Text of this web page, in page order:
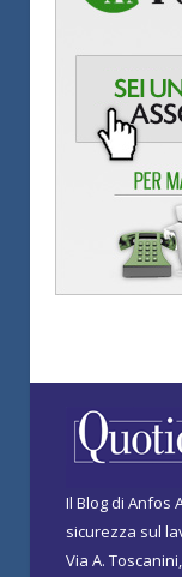
Il Blog di Anfos
sicurezza sul
Via A.